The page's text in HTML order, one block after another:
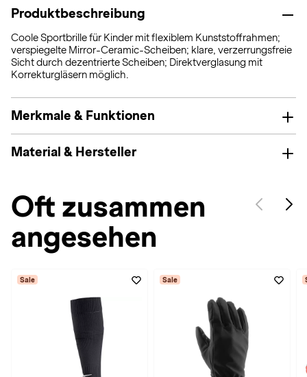
Produktbeschreibung
Coole Sportbrille für Kinder mit flexiblem Kunststoffrahmen;
verspiegelte Mirror-Ceramic-Scheiben; klare, verzerrungsfreie
Sicht durch dezentrierte Scheiben; Direktverglasung mit
Korrekturgläsern möglich.
Merkmale & Funktionen
Material & Hersteller
Oft zusammen
angesehen
Sale Sale